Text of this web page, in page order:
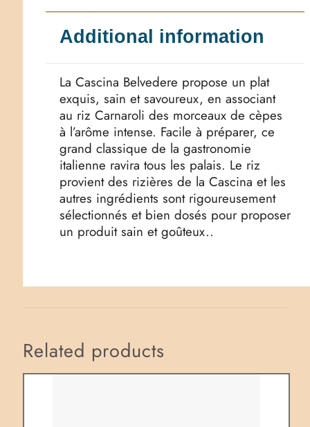
Additional information
La Cascina Belvedere propose un plat
exquis, sain et savoureux, en associant
au riz Carnaroli des morceaux de cèpes
à l’arôme intense. Facile à préparer, ce
grand classique de la gastronomie
italienne ravira tous les palais. Le riz
provient des rizières de la Cascina et les
autres ingrédients sont rigoureusement
sélectionnés et bien dosés pour proposer
un produit sain et goûteux..
Related products